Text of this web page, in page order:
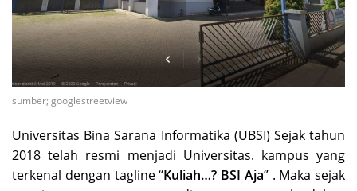
sumber; googlestreetview
Universitas Bina Sarana Informatika (UBSI) Sejak tahun
2018 telah resmi menjadi Universitas. kampus yang
terkenal dengan tagline “Kuliah…? BSI Aja” . Maka sejak